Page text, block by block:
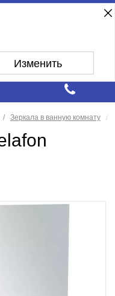
Изменить
Зеркала в ванную комнату